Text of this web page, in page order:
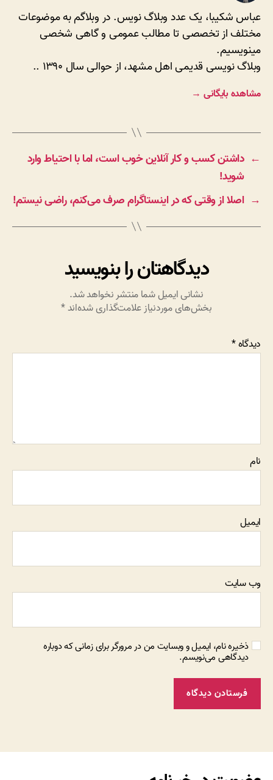
عباس شکیبا، یک عدد وبلاگ نویس. در وبلاگم به موضوعات
مختلف از تخصصی تا مطالب عمومی و گاهی شخصی
مینویسیم.
وبلاگ نویسی قدیمی اهل مشهد، از حوالی سال ۱۳۹۰ ..
مشاهده بایگانی →
← داشتن کسب و کار آنلاین خوب است، اما با احتیاط وارد
شوید!
→ اصلا از وقتی که در اینستاگرام صرف می‌کنم، راضی نیستم!
دیدگاهتان را بنویسید
نشانی ایمیل شما منتشر نخواهد شد.
بخش‌های موردنیاز علامت‌گذاری شده‌اند*
دیدگاه*
نام
ایمیل
وب‌ سایت
ذخیره نام، ایمیل و وبسایت من در مرورگر برای زمانی که دوباره
دیدگاهی می‌نویسم.